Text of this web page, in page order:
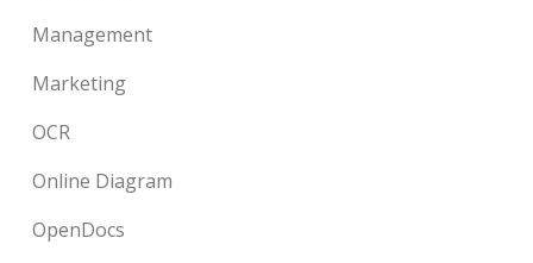
Management
Marketing
OCR
Online Diagram
OpenDocs